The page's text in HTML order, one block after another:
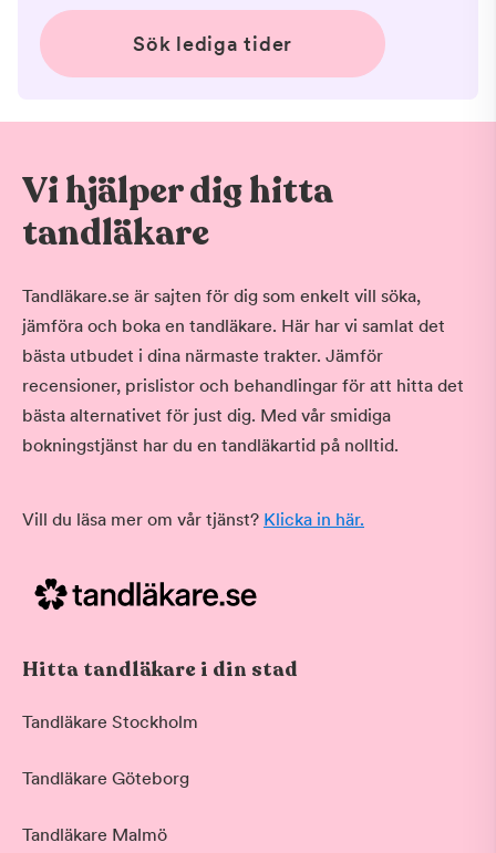
Sök lediga tider
Vi hjälper dig hitta
tandläkare
Tandläkare.se är sajten för dig som enkelt vill söka,
jämföra och boka en tandläkare. Här har vi samlat det
bästa utbudet i dina närmaste trakter. Jämför
recensioner, prislistor och behandlingar för att hitta det
bästa alternativet för just dig. Med vår smidiga
bokningstjänst har du en tandläkartid på nolltid.
Vill du läsa mer om vår tjänst? Klicka in här.
Hitta tandläkare i din stad
Tandläkare Stockholm
Tandläkare Göteborg
Tandläkare Malmö